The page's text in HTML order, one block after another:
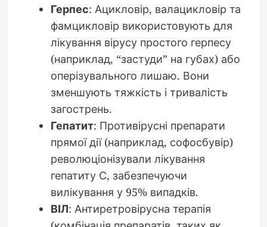
Герпес: Ацикловір, валацикловір та
фамцикловір використовують для
лікування вірусу простого герпесу
(наприклад, “застуди” на губах) або
оперізувального лишаю. Вони
зменшують тяжкість і тривалість
загострень.
Гепатит: Противірусні препарати
прямої дії (наприклад, софосбувір)
революціонізували лікування
гепатиту С, забезпечуючи
вилікування у 95% випадків.
ВІЛ: Антиретровірусна терапія